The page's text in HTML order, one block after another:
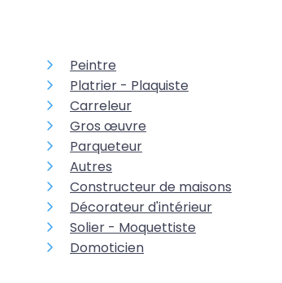
Peintre
Platrier - Plaquiste
Carreleur
Gros œuvre
Parqueteur
Autres
Constructeur de maisons
Décorateur d'intérieur
Solier - Moquettiste
Domoticien